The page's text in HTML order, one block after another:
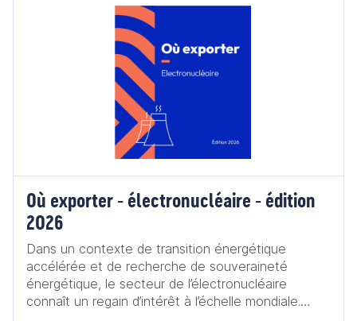
Où exporter - électronucléaire - édition
2026
Dans un contexte de transition énergétique
accélérée et de recherche de souveraineté
énergétique, le secteur de l’électronucléaire
connaît un regain d’intérêt à l’échelle mondiale.